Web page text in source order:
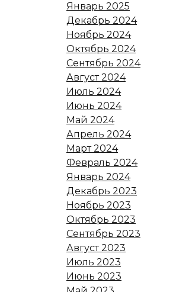
Январь 2025
Декабрь 2024
Ноябрь 2024
Октябрь 2024
Сентябрь 2024
Август 2024
Июль 2024
Июнь 2024
Май 2024
Апрель 2024
Март 2024
Февраль 2024
Январь 2024
Декабрь 2023
Ноябрь 2023
Октябрь 2023
Сентябрь 2023
Август 2023
Июль 2023
Июнь 2023